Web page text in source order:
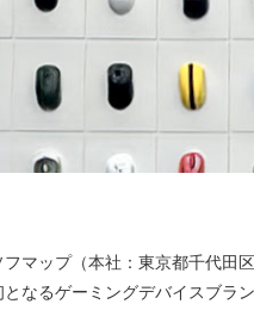
フマップ（本社：東京都千代田
となるゲーミングデバイスブラ